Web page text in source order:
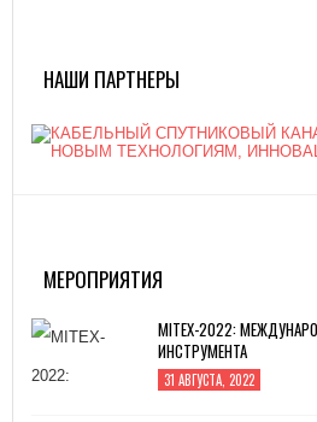
НАШИ ПАРТНЕРЫ
МЕРОПРИЯТИЯ
MITEX-2022:
ИНСТРУМЕНТА
31 АВГУСТА, 2022